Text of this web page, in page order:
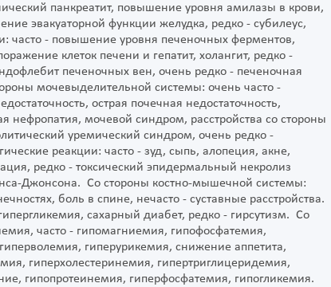
панкреатит, повышение уровня амилазы в крови,
эвакуаторной функции желудка, редко - субилеус,
часто - повышение уровня печеночных ферментов,
клеток печени и гепатит, холангит, редко -
печеночных вен, очень редко - печеночная
мочевыделительной системы: очень часто -
острая почечная недостаточность,
нефропатия, мочевой синдром, расстройства со стороны
уремический синдром, очень редко -
реакции: часто - зуд, сыпь, алопеция, акне,
редко - токсический эпидермальный некролиз
Джонсона. Со стороны костно-мышечной системы:
боль в спине, нечасто - суставные расстройства.
сахарный диабет, редко - гирсутизм. Со
часто - гипомагниемия, гипофосфатемия,
гиперурикемия, снижение аппетита,
гиперхолестеринемия, гипертриглицеридемия,
гипопротеинемия, гиперфосфатемия, гипогликемия.